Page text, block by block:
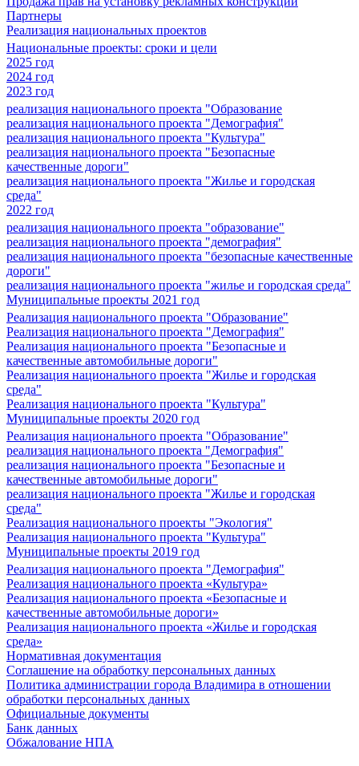
Партнеры
Реализация национальных проектов
Национальные проекты: сроки и цели
2025 год
2024 год
2023 год
реализация национального проекта "Образование
реализация национального проекта "Демография"
реализация национального проекта "Культура"
реализация национального проекта "Безопасные
качественные дороги"
реализация национального проекта "Жилье и городская
среда"
2022 год
реализация национального проекта "образование"
реализация национального проекта "демография"
реализация национального проекта "безопасные качественные
дороги"
реализация национального проекта "жилье и городская среда"
Муниципальные проекты 2021 год
Реализация национального проекта "Образование"
Реализация национального проекта "Демография"
Реализация национального проекта "Безопасные и
качественные автомобильные дороги"
Реализация национального проекта "Жилье и городская
среда"
Реализация национального проекта "Культура"
Муниципальные проекты 2020 год
Реализация национального проекта "Образование"
реализация национального проекта "Демография"
реализация национального проекта "Безопасные и
качественные автомобильные дороги"
реализация национального проекта "Жилье и городская
среда"
Реализация национального проекты "Экология"
Реализация национального проекта "Культура"
Муниципальные проекты 2019 год
Реализация национального проекта "Демография"
Реализация национального проекта «Культура»
Реализация национального проекта «Безопасные и
качественные автомобильные дороги»
Реализация национального проекта «Жилье и городская
среда»
Нормативная документация
Соглашение на обработку персональных данных
Политика администрации города Владимира в отношении
обработки персональных данных
Официальные документы
Банк данных
Обжалование НПА